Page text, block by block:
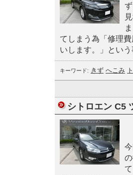
てしまう為「修理
いします。」とい
キーワード: きず へこみ
シトロエン C5